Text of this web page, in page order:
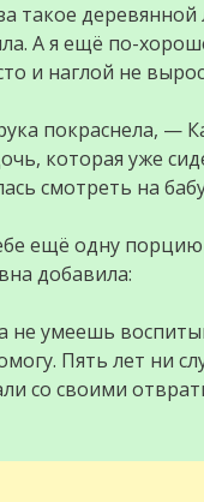
такое
А я ещё по-
и наглой не
покраснела, —
которая уже
смотреть на
ещё одну
добавила:
не умеешь
Пять лет ни
со своими